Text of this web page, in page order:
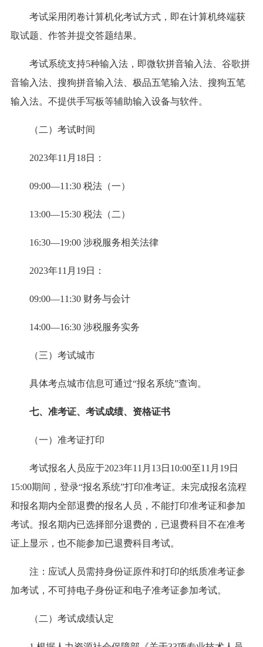
考试采用闭卷计算机化考试方式，即在计算机终端获
取试题、作答并提交答题结果。
考试系统支持5种输入法，即微软拼音输入法、谷歌拼
音输入法、搜狗拼音输入法、极品五笔输入法、搜狗五笔
输入法。不提供手写板等辅助输入设备与软件。
（二）考试时间
2023年11月18日：
09:00—11:30 税法（一）
13:00—15:30 税法（二）
16:30—19:00 涉税服务相关法律
2023年11月19日：
09:00—11:30 财务与会计
14:00—16:30 涉税服务实务
（三）考试城市
具体考点城市信息可通过“报名系统”查询。
七、准考证、考试成绩、资格证书
（一）准考证打印
考试报名人员应于2023年11月13日10:00至11月19日
15:00期间，登录“报名系统”打印准考证。未完成报名流程
和报名期内全部退费的报名人员，不能打印准考证和参加
考试。报名期内已选择部分退费的，已退费科目不在准考
证上显示，也不能参加已退费科目考试。
注：应试人员需持身份证原件和打印的纸质准考证参
加考试，不可持电子身份证和电子准考证参加考试。
（二）考试成绩认定